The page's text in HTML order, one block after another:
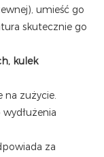
umieść go
skutecznie go
kulek
na zużycie.
za